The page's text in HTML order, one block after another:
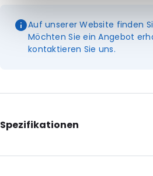
Auf unserer Website finden
Möchten Sie ein Angebot
kontaktieren Sie uns.
Spezifikationen
External Length: 465